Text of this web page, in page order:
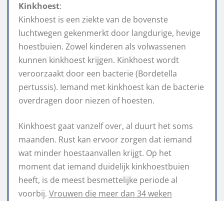
Kinkhoest:
Kinkhoest is een ziekte van de bovenste
luchtwegen gekenmerkt door langdurige, hevige
hoestbuien. Zowel kinderen als volwassenen
kunnen kinkhoest krijgen. Kinkhoest wordt
veroorzaakt door een bacterie (Bordetella
pertussis). Iemand met kinkhoest kan de bacterie
overdragen door niezen of hoesten.
Kinkhoest gaat vanzelf over, al duurt het soms
maanden. Rust kan ervoor zorgen dat iemand
wat minder hoestaanvallen krijgt. Op het
moment dat iemand duidelijk kinkhoestbuien
heeft, is de meest besmettelijke periode al
voorbij. Vrouwen die meer dan 34 weken